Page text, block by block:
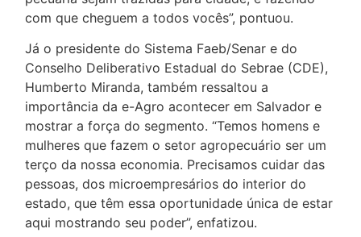
com que cheguem a todos vocês”, pontuou.
Já o presidente do Sistema Faeb/Senar e do
Conselho Deliberativo Estadual do Sebrae (CDE),
Humberto Miranda, também ressaltou a
importância da e-Agro acontecer em Salvador e
mostrar a força do segmento. “Temos homens e
mulheres que fazem o setor agropecuário ser um
terço da nossa economia. Precisamos cuidar das
pessoas, dos microempresários do interior do
estado, que têm essa oportunidade única de estar
aqui mostrando seu poder”, enfatizou.